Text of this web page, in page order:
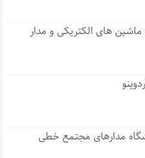
ماشین های الکتریکی و مدار
مدارهای مجتمع خطی